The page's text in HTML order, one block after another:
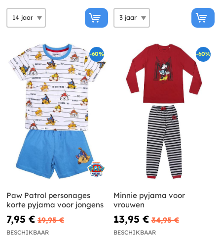
-60%
Paw Patrol personages
korte pyjama voor jongens
7,95 € 19,95 €
BESCHIKBAAR
-60%
Minnie pyjama voor
vrouwen
13,95 € 34,95 €
BESCHIKBAAR